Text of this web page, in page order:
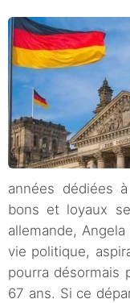
années dédiées
bons et loyaux
allemande,
vie politique,
pourra désormais
67 ans. Si ce